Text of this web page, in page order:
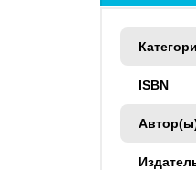
ISBN